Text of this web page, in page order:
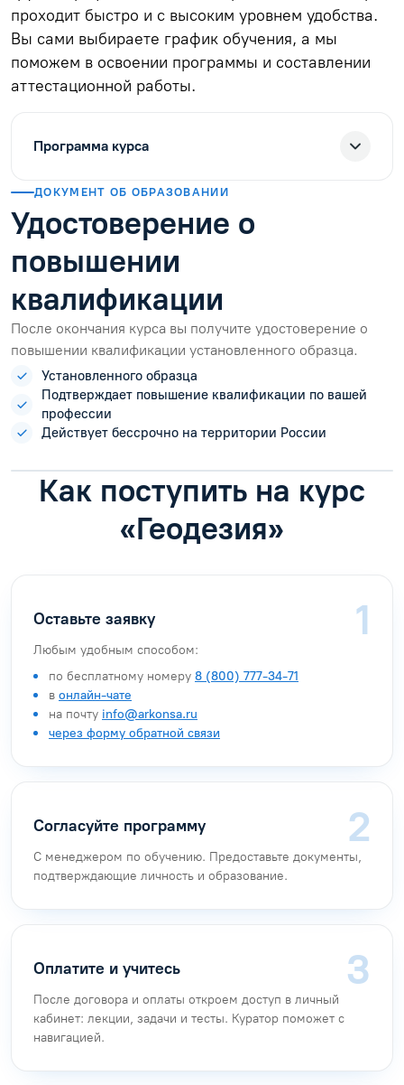
проходит быстро и с высоким уровнем удобства.
Вы сами выбираете график обучения, а мы
поможем в освоении программы и составлении
аттестационной работы.
Программа курса
ДОКУМЕНТ ОБ ОБРАЗОВАНИИ
Удостоверение о
повышении
квалификации
После окончания курса вы получите удостоверение о
повышении квалификации установленного образца.
Установленного образца
Подтверждает повышение квалификации по вашей
профессии
Действует бессрочно на территории России
Как поступить на курс
«Геодезия»
Оставьте заявку
Любым удобным способом:
по бесплатному номеру 8 (800) 777-34-71
в онлайн-чате
на почту info@arkonsa.ru
через форму обратной связи
Согласуйте программу
С менеджером по обучению. Предоставьте документы,
подтверждающие личность и образование.
Оплатите и учитесь
После договора и оплаты откроем доступ в личный
кабинет: лекции, задачи и тесты. Куратор поможет с
навигацией.